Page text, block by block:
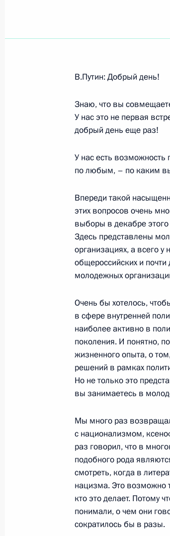
Начало встречи с
национальной
2 августа 2007 года, 15:41
1 августа 2007 года,
Правительства
1 августа 2007 года, 20:41
31 июля 2007 года,
Начало рабочей
Начало встречи с
администрации
31 июля 2007 года, 16:28
30 июля 2007 года,
Итоги проверок
Президента России в
30 июля 2007 года, 15:18
Стенографический
В.Путин: Добрый день!
Знаю, что вы
У нас это не первая
добрый день еще раз!
У нас есть
по любым, – по каким
Впереди такой
этих вопросов очень
выборы в декабре
Здесь представлены
организациях, а всего
общероссийских и
молодежных
Очень бы хотелось,
в сфере внутренней
наиболее активно в
поколения. И понятно,
жизненного опыта, о
решений в рамках
Но не только это
вы занимаетесь в
Мы много раз
с национализмом,
раз говорил, что в
подобного рода
смотреть, когда в
нацизма. Это возможно
кто это делает. Потому
понимали, о чем они
сократилось бы в разы.